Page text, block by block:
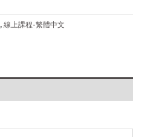
, 線上課程-繁體中文